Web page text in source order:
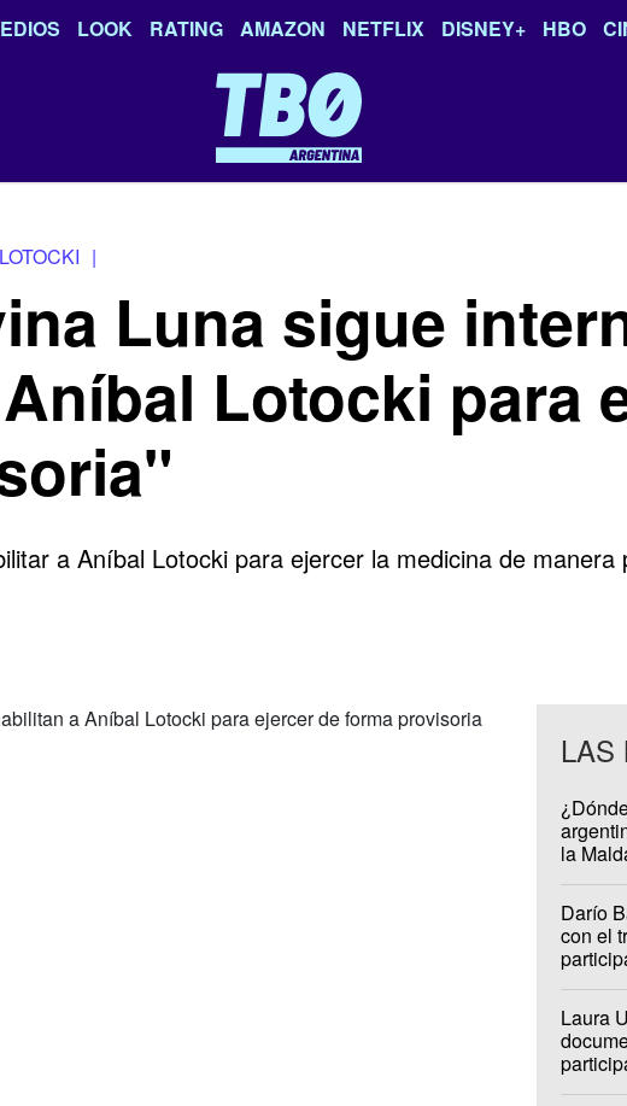
LOOK RATING AMAZON NETFLIX DISNEY+ HBO
|
Luna sigue
Lotocki para
a Aníbal Lotocki para ejercer la medicina de manera
LAS
la
Darío
con el
Laura